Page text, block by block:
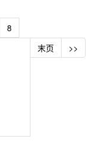
8
末页
>>